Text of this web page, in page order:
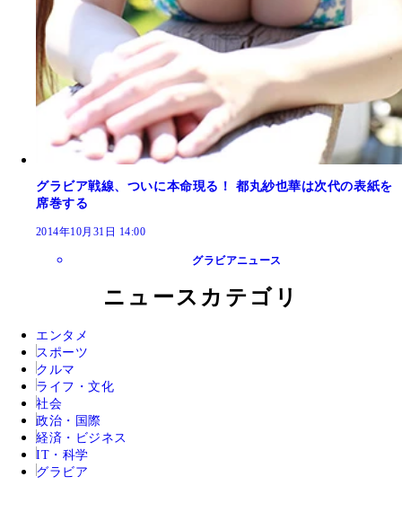
グラビア戦線、ついに本命現る！ 都丸紗也華は次代の表紙を
席巻する
2014年10月31日 14:00
グラビアニュース
ニュースカテゴリ
エンタメ
スポーツ
クルマ
ライフ・文化
社会
政治・国際
経済・ビジネス
IT・科学
グラビア